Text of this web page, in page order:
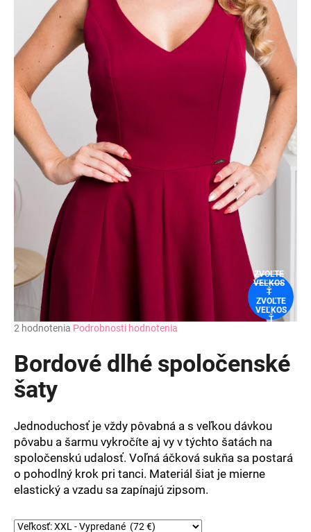
Priemerné
produktu
je
4,0
z
hviezdičiek.
2 hodnotenia Podrobnosti hodnotenia
Bordové dlhé spoločenské
šaty
Jednoduchosť je vždy pôvabná a s veľkou dávkou
pôvabu a šarmu vykročíte aj vy v týchto šatách na
spoločenskú udalosť. Voľná áčková sukňa sa postará
o pohodlný krok pri tanci. Materiál šiat je mierne
elastický a vzadu sa zapínajú zipsom.
ZVOĽTE
VEĽKOS
Ť
ZVOĽTE
VEĽKOS
Ť